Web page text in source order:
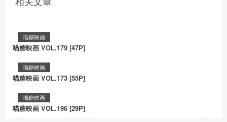
喵糖映画
喵糖映画 VOL.179 [47P]
喵糖映画
喵糖映画 VOL.173 [55P]
喵糖映画
喵糖映画 VOL.196 [29P]